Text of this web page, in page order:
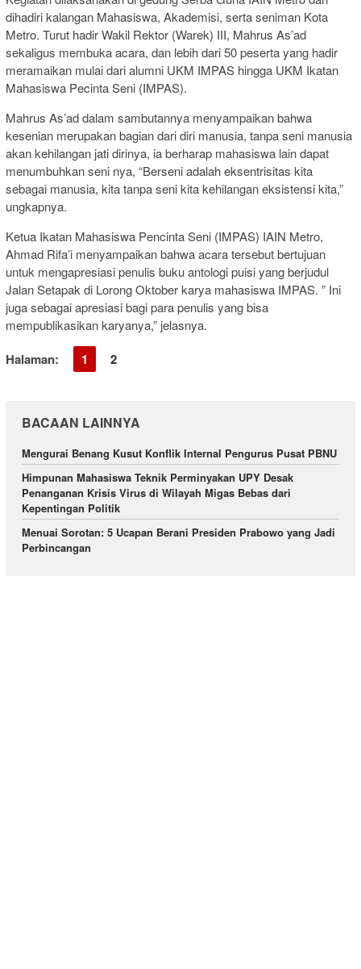
dihadiri kalangan Mahasiswa, Akademisi, serta seniman Kota
Metro. Turut hadir Wakil Rektor (Warek) III, Mahrus As’ad
sekaligus membuka acara, dan lebih dari 50 peserta yang hadir
meramaikan mulai dari alumni UKM IMPAS hingga UKM Ikatan
Mahasiswa Pecinta Seni (IMPAS).
Mahrus As’ad dalam sambutannya menyampaikan bahwa
kesenian merupakan bagian dari diri manusia, tanpa seni manusia
akan kehilangan jati dirinya, ia berharap mahasiswa lain dapat
menumbuhkan seni nya, “Berseni adalah eksentrisitas kita
sebagai manusia, kita tanpa seni kita kehilangan eksistensi kita,”
ungkapnya.
Ketua Ikatan Mahasiswa Pencinta Seni (IMPAS) IAIN Metro,
Ahmad Rifa’i menyampaikan bahwa acara tersebut bertujuan
untuk mengapresiasi penulis buku antologi puisi yang berjudul
Jalan Setapak di Lorong Oktober karya mahasiswa IMPAS. ” Ini
juga sebagai apresiasi bagi para penulis yang bisa
mempublikasikan karyanya,” jelasnya.
Halaman: 1 2
BACAAN LAINNYA
Mengurai Benang Kusut Konflik Internal Pengurus Pusat PBNU
Himpunan Mahasiswa Teknik Perminyakan UPY Desak
Penanganan Krisis Virus di Wilayah Migas Bebas dari
Kepentingan Politik
Menuai Sorotan: 5 Ucapan Berani Presiden Prabowo yang Jadi
Perbincangan